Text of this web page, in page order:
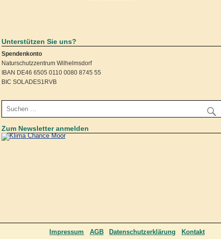
Unterstützen Sie uns?
Spendenkonto
Naturschutzzentrum Wilhelmsdorf
IBAN DE46 6505 0110 0080 8745 55
BIC SOLADES1RVB
Zum Newsletter anmelden
Kontakt
Datenschutzerklärung
AGB
Impressum